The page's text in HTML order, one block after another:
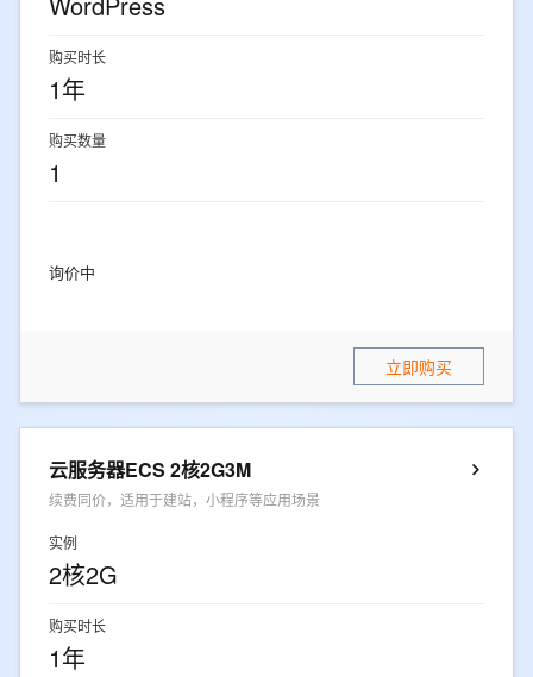
购买时长
1年
购买数量
1
询价中
立即购买
云服务器ECS 2核2G3M
续费同价，适用于建站，小程序等应用场景
实例
2核2G
购买时长
1年